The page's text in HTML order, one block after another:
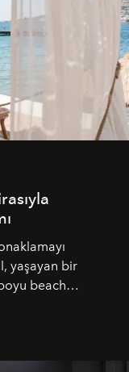
yaşayan bir
beach
buluşuyor.